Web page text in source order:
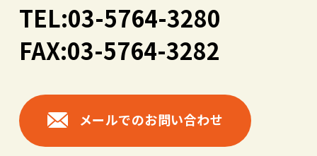
TEL:03-5764-3280
FAX:03-5764-3282
メールでのお問い合わせ